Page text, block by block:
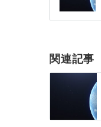
ナ
ゲ
ー
ョ
関連記事